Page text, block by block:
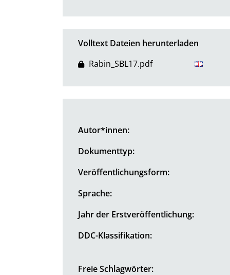
Volltext Dateien herunterladen
Rabin_SBL17.pdf
Autor*innen:
Dokumenttyp:
Veröffentlichungsform:
Sprache:
Jahr der Erstveröffentlichung:
DDC-Klassifikation:
Freie Schlagwörter: